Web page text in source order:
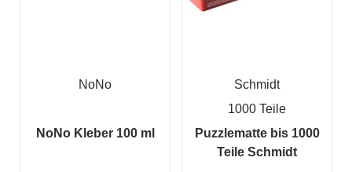
NoNo
NoNo Kleber 100 ml
Schmidt
1000 Teile
Puzzlematte bis 1000
Teile Schmidt